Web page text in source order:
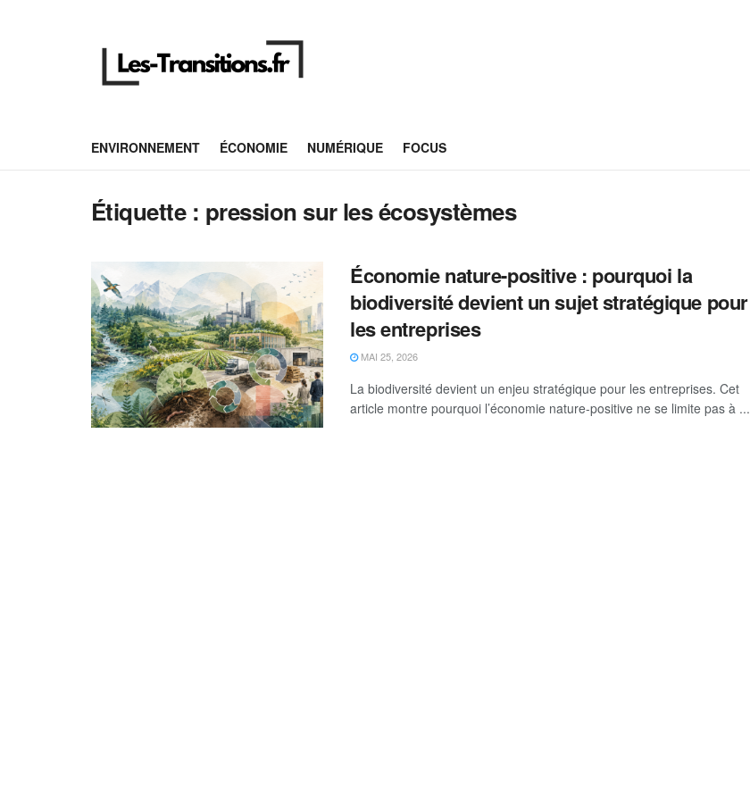
ENVIRONNEMENT ÉCONOMIE NUMÉRIQUE FOCUS
Étiquette : pression sur les écosystèmes
Économie nature-positive : pourquoi la
biodiversité devient un sujet stratégique pour
les entreprises
MAI 25, 2026
La biodiversité devient un enjeu stratégique pour les entreprises. Cet
article montre pourquoi l’économie nature-positive ne se limite pas à ...